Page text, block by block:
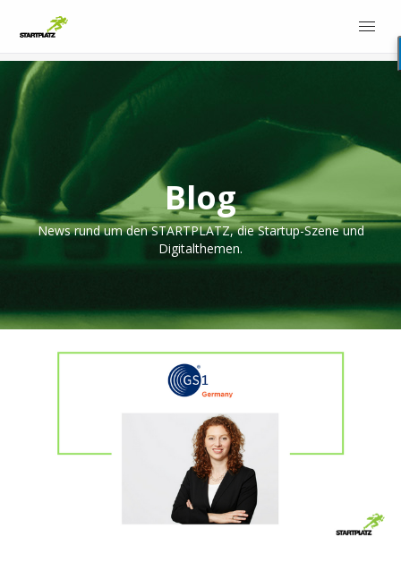
Blog
News rund um den STARTPLATZ, die Startup-Szene und
Digitalthemen.